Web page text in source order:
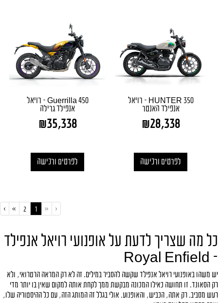
HUNTER 350 – רויאל
אנפילד האנטר
₪28,338
לפרטים ורכישה
Guerrilla 450 – רויאל
אנפילד גרילה
₪35,338
לפרטים ורכישה
‹
«
1
2
»
›
כל מה שצריך לדעת על אופנועי רויאל אנפילד
- Royal Enfield
יש משהו באופנועי רויאל אנפילד שקשה להסביר במילים. זה לא רק המראה הרטרואי, ולא
רק הסאונד. זו תחושה כאילו המכונה מבקשת ממך לקחת אותה למקום שאין בו יותר מדי
רעש מסביב. רק אתה, הכביש, והאופנוע. אולי בגלל זה המותג הזה, עם כל ההיסטוריה שלו,